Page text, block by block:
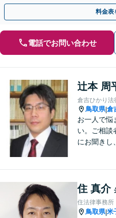
手金の返還保証もありますので安心
料金表
電話でお問い合わせ
辻本 周
倉吉ひかり法
鳥取県|倉
お一人で悩
い。ご相談
にお聞きし
住 真介
住法律事務所
鳥取県|米